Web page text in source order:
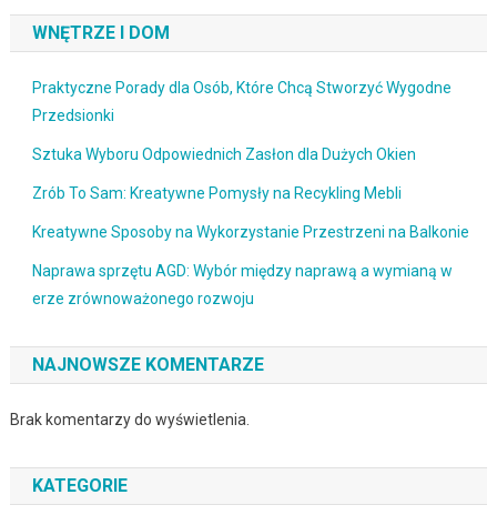
WNĘTRZE I DOM
Praktyczne Porady dla Osób, Które Chcą Stworzyć Wygodne
Przedsionki
Sztuka Wyboru Odpowiednich Zasłon dla Dużych Okien
Zrób To Sam: Kreatywne Pomysły na Recykling Mebli
Kreatywne Sposoby na Wykorzystanie Przestrzeni na Balkonie
Naprawa sprzętu AGD: Wybór między naprawą a wymianą w
erze zrównoważonego rozwoju
NAJNOWSZE KOMENTARZE
Brak komentarzy do wyświetlenia.
KATEGORIE